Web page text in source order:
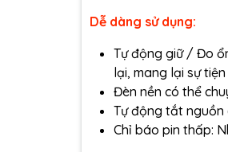
Dễ dàng sử dụng:
Tự động giữ / Đo
lại, mang lại sự
Đèn nền có thể
Tự động tắt nguồn
Chỉ báo pin thấp: